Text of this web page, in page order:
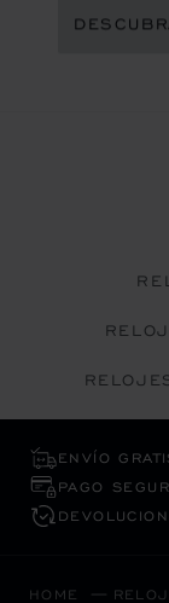
ENVÍO
PAGO
HOME